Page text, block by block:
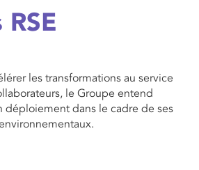
les transformations au service
, le Groupe entend
déploiement dans le cadre de ses